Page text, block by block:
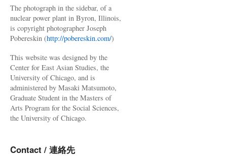
The photograph in the sidebar, of a
nuclear power plant in Byron, Illinois,
is copyright photographer Joseph
Pobereskin (http://pobereskin.com/)
This website was designed by the
Center for East Asian Studies, the
University of Chicago, and is
administered by Masaki Matsumoto,
Graduate Student in the Masters of
Arts Program for the Social Sciences,
the University of Chicago.
Contact / 連絡先